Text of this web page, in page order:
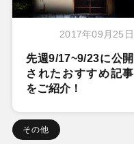
2017年09月25日
先週9/17~9/23に公開
されたおすすめ記事
をご紹介！
その他